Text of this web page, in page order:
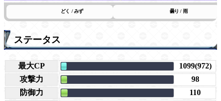
どく / みず 曇り / 雨
ステータス
最大CP
1099(972)
攻撃力
98
防御力
110